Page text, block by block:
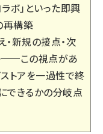
ボ」といった即興
再構築
・新規の接点・次
──この視点があ
トアを一過性で終
できるかの分岐点